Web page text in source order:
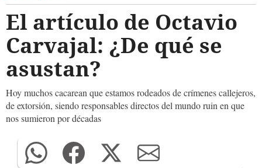
El artículo de Octavio
Carvajal: ¿De qué se
asustan?
Hoy muchos cacarean que estamos rodeados de crímenes callejeros,
de extorsión, siendo responsables directos del mundo ruin en que
nos sumieron por décadas